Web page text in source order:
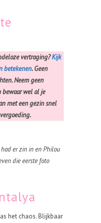
vertraging?Kijk
betekenen. Geen
Neem geen
bewaar wel al je
met een gezin snel
er zin in en Philou
die eerste foto
het chaos. Blijkbaar